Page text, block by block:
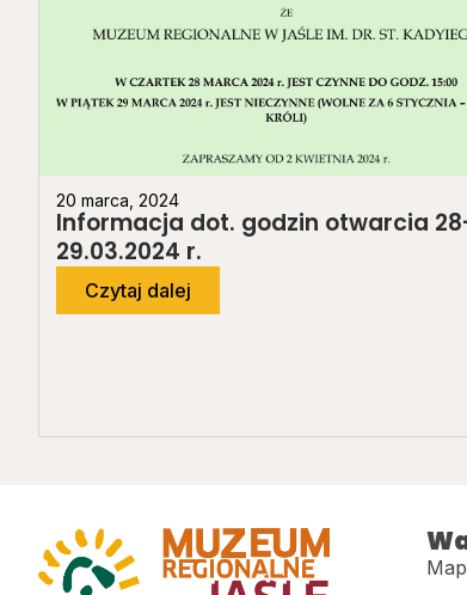
20 marca, 2024
Informacja dot. godzin otwarcia
29.03.2024 r.
Czytaj dalej